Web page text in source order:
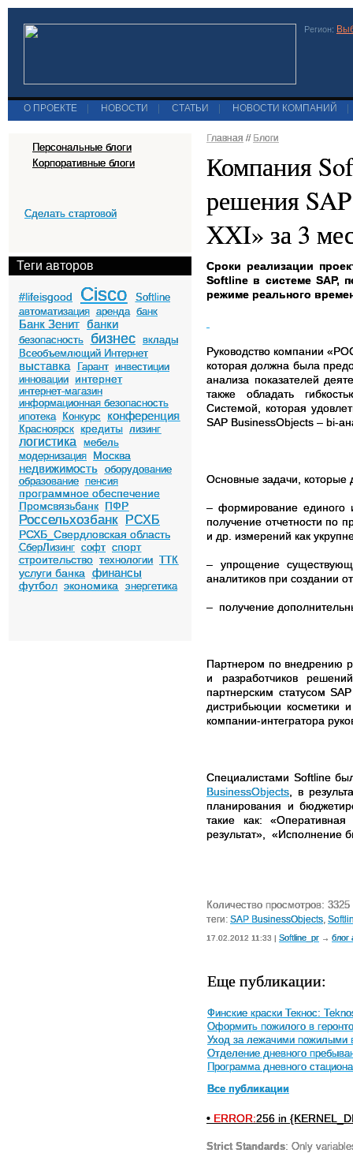
Регион:
О ПРОЕКТЕ НОВОСТИ СТАТЬИ НОВОСТИ КОМПАНИЙ
Персональные блоги
Корпоративные блоги
Сделать стартовой
Теги авторов
#lifeisgood Cisco
Softline
автоматизация аренда банк
Банк Зенит банки
безопасность бизнес
вклады
Всеобъемлющий Интернет
выставка Гарант инвестиции
инновации
интернет
интернет-магазин
информационная безопасность
ипотека
Конкурс конференция
Красноярск кредиты лизинг
логистика
мебель
модернизация
Москва
недвижимость оборудование
образование пенсия
программное обеспечение
Промсвязьбанк ПФР
Россельхозбанк РСХБ
РСХБ_Свердловская область
СберЛизинг софт спорт
строительство технологии ТТК
услуги банка финансы
футбол экономика энергетика
Главная // Блоги
Компания
решения
XXI» за 3
Сроки реализации
Softline в системе SAP,
режиме реального
Руководство компании
которая должна была
анализа показателей
также обладать
Системой, которая
SAP BusinessObjects – bi-
Основные задачи, которые
– формирование единого
получение отчетности по
и др. измерений как
– упрощение
аналитиков при создании
– получение
Партнером по внедрению
и разработчиков
партнерским статусомSAP
дистрибьюции
компании-интегратора
Специалистами Softlineбыл
BusinessObjects , в
планирования и
такие как:
результат»,
«Исполнение
Количество просмотров: 3325
теги: SAP BusinessObjects
17.02.2012 11:33 | Softline_pr → блог
Еще публикации:
Финские краски Текнос:
Оформить пожилого в
Уход за лежачими пожилыми
Отделение дневного
Программа дневного
Все публикации
• ERROR:256 in
Strict Standards: Only